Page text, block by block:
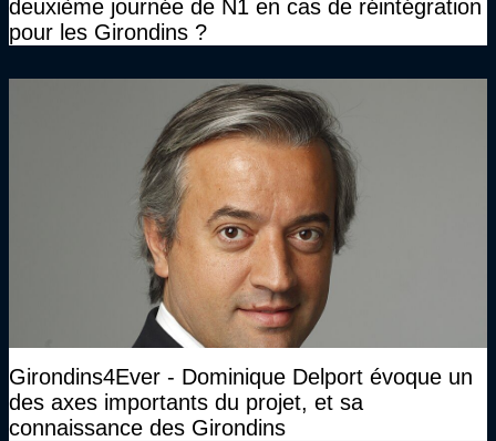
deuxième journée de N1 en cas de réintégration
pour les Girondins ?
Girondins4Ever - Dominique Delport évoque un
des axes importants du projet, et sa
connaissance des Girondins